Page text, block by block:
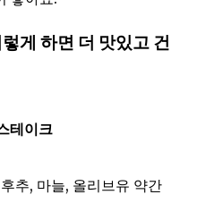
게 하면 더 맛있고 건
테이크
추, 마늘, 올리브유 약간